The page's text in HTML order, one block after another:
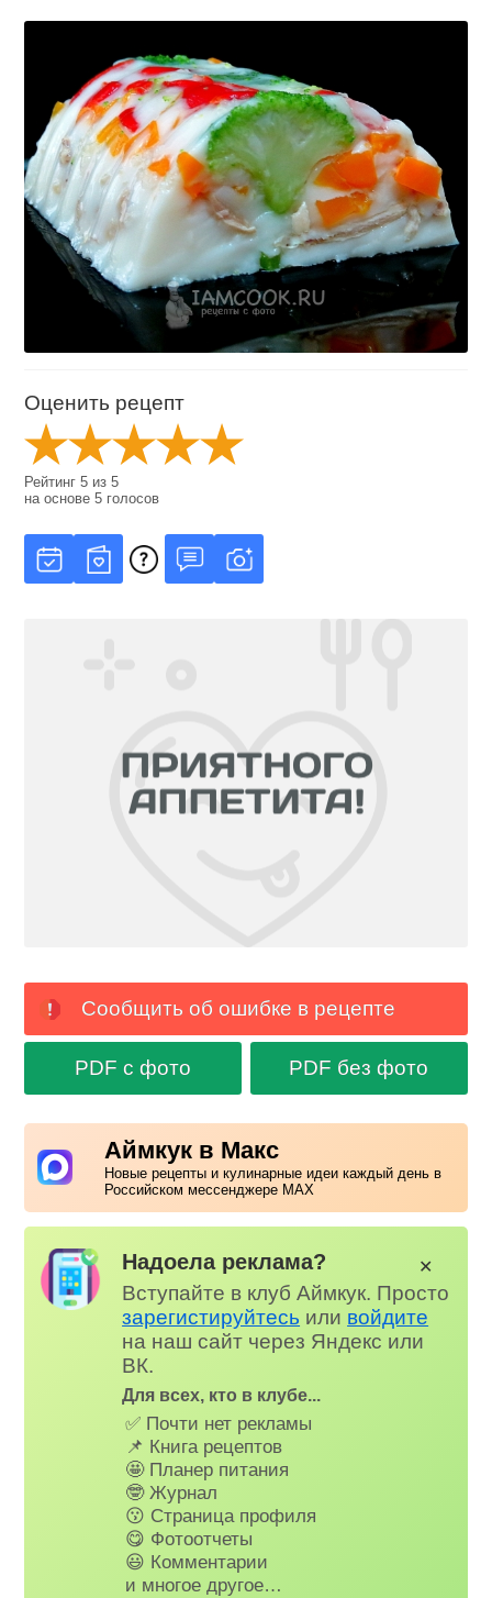
Оценить рецепт
Рейтинг5 из5
на основе5 голосов
Сообщить об ошибке в рецепте
PDF с фото PDF без фото
Аймкук в Макс
Новые рецепты и кулинарные идеи каждый день в
Российском мессенджере MAX
Надоела реклама?
Вступайте в клуб Аймкук. Просто
зарегистируйтесь или войдите
на наш сайт через Яндекс или
ВК.
Для всех, кто в клубе...
✅ Почти нет рекламы
📌 Книга рецептов
🤩 Планер питания
🤓 Журнал
😗 Страница профиля
😋 Фотоотчеты
😃 Комментарии
и многое другое…
✕